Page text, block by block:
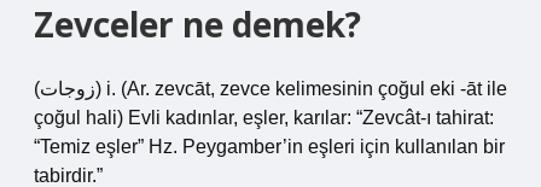
Zevceler ne demek?
(ﺯﻭﺟﺎﺕ) i. (Ar. zevcāt, zevce kelimesinin çoğul eki -āt ile
çoğul hali) Evli kadınlar, eşler, karılar: “Zevcât-ı tahirat:
“Temiz eşler” Hz. Peygamber’in eşleri için kullanılan bir
tabirdir.”